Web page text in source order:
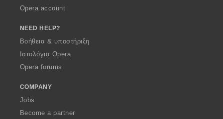
Opera account
NEED HELP?
Βοήθεια & υποστήριξη
Ιστολόγια Opera
Opera forums
COMPANY
Jobs
Become a partner